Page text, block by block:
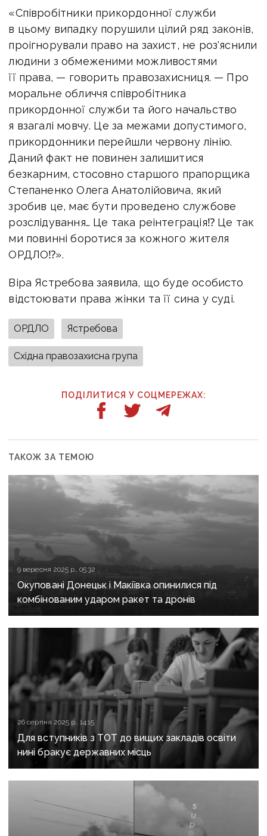
«Співробітники прикордонної служби
в цьому випадку порушили цілий ряд законів,
проігнорували право на захист, не роз'яснили
людини з обмеженими можливостями
її права, — говорить правозахисниця. — Про
моральне обличчя співробітника
прикордонної служби та його начальство
я взагалі мовчу. Це за межами допустимого,
прикордонники перейшли червону лінію.
Даний факт не повинен залишитися
безкарним, стосовно старшого прапорщика
Степаненко Олега Анатолійовича, який
зробив це, має бути проведено службове
розслідування… Це така реінтеграція⁉️ Це так
ми повинні боротися за кожного жителя
ОРДЛО⁉️».
Віра Ястребова заявила, що буде особисто
відстоювати права жінки та її сина у суді.
ОРДЛО Ястребова
Східна правозахисна група
ПОДІЛИТИСЯ У СОЦМЕРЕЖАХ:
ТАКОЖ ЗА ТЕМОЮ
9 вересня 2025 р., 05:32
Окуповані Донецьк і Макіївка опинилися під
комбінованим ударом ракет та дронів
26 серпня 2025 р., 14:15
Для вступників з ТОТ до вищих закладів освіти
нині бракує державних місць